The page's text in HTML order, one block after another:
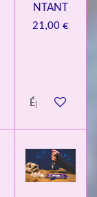
panier
NTANT
21,00 €
Épuisé